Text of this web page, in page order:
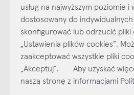
Najlepsze inspiracje i promocje na
dzisiaj do naszego cyklicznego
Subskrybuj
usług na najwyższym poziomie i
dostosowany do
skonfigurować lub odrzucić pliki
„Ustawienia plików cookies”.
zaakceptować wszystkie pliki
„Akceptuj”. Aby uzyskać
naszą stronę z informacjami